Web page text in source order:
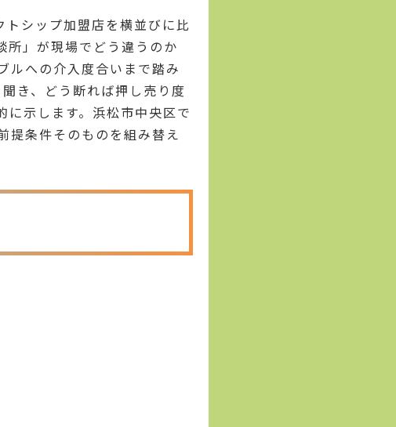
シップ加盟店を横並びに比
所」が現場でどう違うのか
ルへの介入度合いまで踏み
き、どう断れば押し売り度
示します。浜松市中央区で
提条件そのものを組み替え